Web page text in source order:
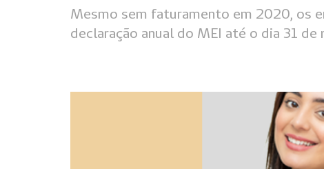
Mesmo sem faturamento em 2020, os
declaração anual do MEI até o dia 31 de